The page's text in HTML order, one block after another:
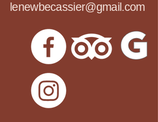
lenewbecassier@gmail.com